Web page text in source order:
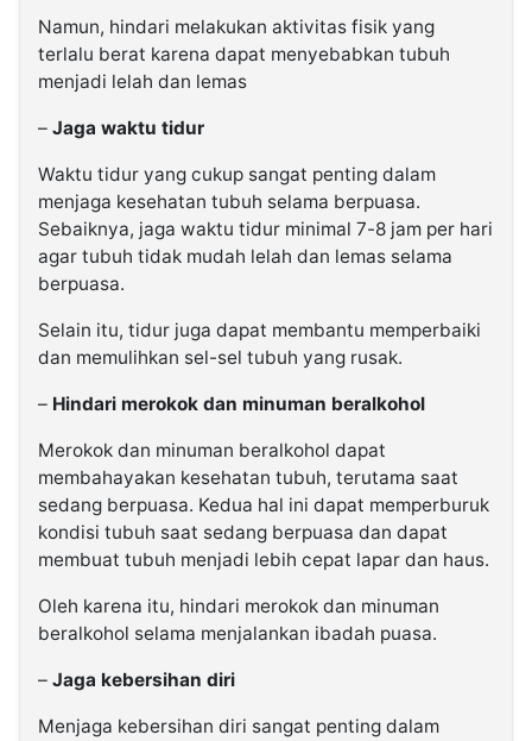
Namun, hindari melakukan aktivitas fisik yang
terlalu berat karena dapat menyebabkan tubuh
menjadi lelah dan lemas
– Jaga waktu tidur
Waktu tidur yang cukup sangat penting dalam
menjaga kesehatan tubuh selama berpuasa.
Sebaiknya, jaga waktu tidur minimal 7-8 jam per hari
agar tubuh tidak mudah lelah dan lemas selama
berpuasa.
Selain itu, tidur juga dapat membantu memperbaiki
dan memulihkan sel-sel tubuh yang rusak.
– Hindari merokok dan minuman beralkohol
Merokok dan minuman beralkohol dapat
membahayakan kesehatan tubuh, terutama saat
sedang berpuasa. Kedua hal ini dapat memperburuk
kondisi tubuh saat sedang berpuasa dan dapat
membuat tubuh menjadi lebih cepat lapar dan haus.
Oleh karena itu, hindari merokok dan minuman
beralkohol selama menjalankan ibadah puasa.
– Jaga kebersihan diri
Menjaga kebersihan diri sangat penting dalam